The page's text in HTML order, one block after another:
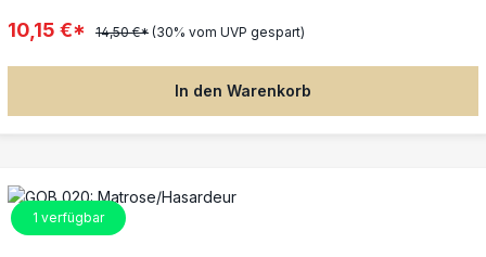
10,15 €* 14,50 €* (30% vom UVP gespart)
In den Warenkorb
1 verfügbar